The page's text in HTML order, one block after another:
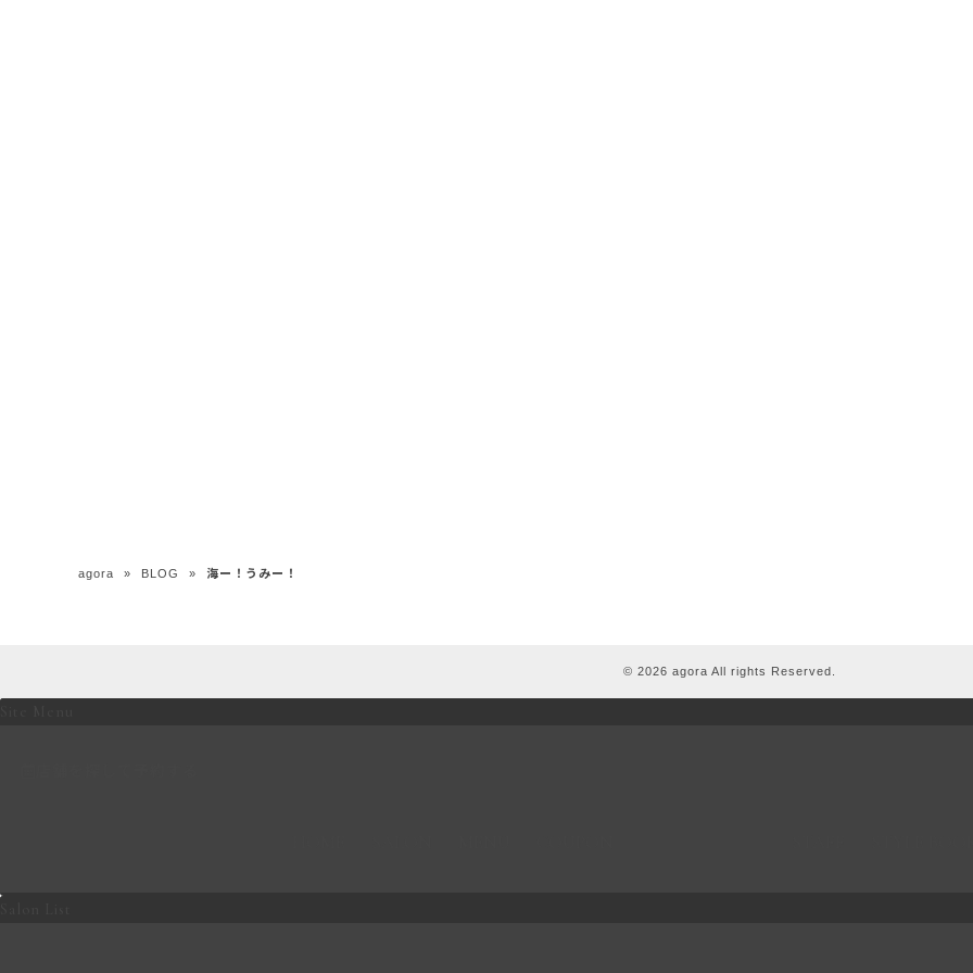
agora » BLOG » 海ー！うみー！
© 2026 agora All rights Reserved.